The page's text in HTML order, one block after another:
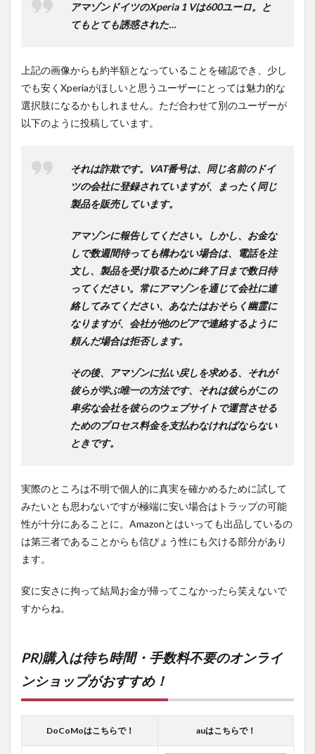
アマゾンドイツのXperia 1 Vは600ユーロ。と
てもとても誘惑された…
上記の画像からも約半額となっていることを確認でき、少し
でも安くXperiaがほしいと思うユーザーにとっては魅力的な
選択肢になるかもしれません。ただ合わせて別のユーザーが
以下のように投稿しています。
それは詐欺です。VAT番号は、同じ名前のドイ
ツの会社に登録されていますが、まったく同じ
製品を販売しています。
アマゾンに報告してください。しかし、お金な
しで数週間待っても構わない場合は、電話を注
文し、製品を受け取るために終了日まで数日待
ってください。常にアマゾンを通じて会社に連
絡してみてください、あなたはおそらく幽霊に
なりますが、会社が他のビアで連絡するように
頼んだ場合は拒否します。
その後、アマゾンに払い戻しを求める、それが
彼らが学ぶ唯一の方法です、それは彼らがこの
卑劣な会社を彼らのウェブサイトで運営させる
ためのプロセス料金を支払わなければならない
ときです。
実際のところは不明で個人的に真実を確かめるために試して
みたいとも思わないですが極端に安い場合はトラップの可能
性が十分にあることに。Amazonとはいっても出品しているの
は第三者であることからも信ぴょう性にも欠ける部分があり
ます。
変に安さに拘って結局お金が帰ってこなかったら笑えないで
すからね。
PR)購入は待ち時間・手数料不要のオンライ
ンショップがおすすめ！
DoCoMoはこちらで！ auはこちらで！